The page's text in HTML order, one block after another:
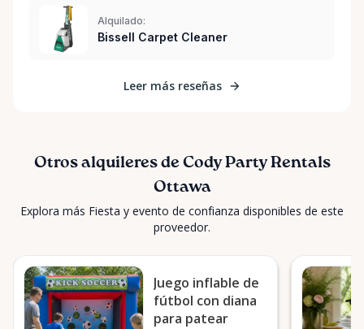
Alquilado:
Bissell Carpet Cleaner
Leer más reseñas
Otros alquileres de Cody Party Rentals
Ottawa
Explora más Fiesta y evento de confianza disponibles de este
proveedor.
Juego inflable de
fútbol con diana
para patear